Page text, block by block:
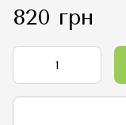
820 грн